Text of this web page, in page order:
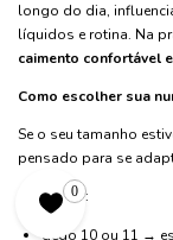
longo do dia,
líquidos e rotina. Na
caimento confortável
Como escolher sua
Se o seu tamanho
pensado para se
Exemplos:
dedo 10 ou 11 →
0